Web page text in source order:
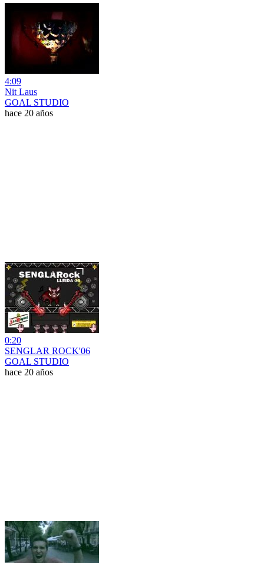
4:09
Nit Laus
GOAL STUDIO
hace 20 años
0:20
SENGLAR ROCK'06
GOAL STUDIO
hace 20 años